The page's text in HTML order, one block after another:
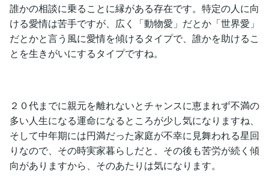
誰かの相談に乗ることに縁がある存在です。特定の人に向
ける愛情は苦手ですが、広く「動物愛」だとか「世界愛」
だとかと言う風に愛情を傾けるタイプで、誰かを助けるこ
とを生きがいにするタイプですね。
２０代までに親元を離れないとチャンスに恵まれず不満の
多い人生になる運命になるところが少し気になりますね、
そして中年期には円満だった家庭が不幸に見舞われる星回
りなので、その時実家暮らしだと、その後も苦労が続く傾
向がありますから、そのあたりは気になります。